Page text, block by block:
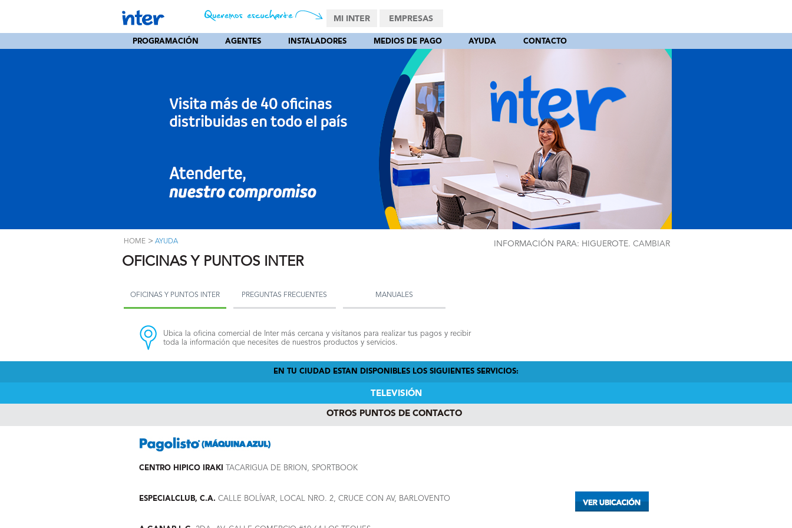
MI INTER EMPRESAS
PROGRAMACIÓN AGENTES INSTALADORES MEDIOS DE PAGO AYUDA CONTACTO
HOME > AYUDA INFORMACIÓN PARA: HIGUEROTE. CAMBIAR
OFICINAS Y PUNTOS INTER
OFICINAS Y PUNTOS INTER PREGUNTAS FRECUENTES MANUALES
Ubica la oficina comercial de Inter más cercana y visítanos para realizar tus pagos y recibir
toda la información que necesites de nuestros productos y servicios.
EN TU CIUDAD ESTAN DISPONIBLES LOS SIGUIENTES SERVICIOS:
TELEVISIÓN
OTROS PUNTOS DE CONTACTO
CENTRO HIPICO IRAKI TACARIGUA DE BRION, SPORTBOOK
ESPECIALCLUB, C.A. CALLE BOLÍVAR, LOCAL NRO. 2, CRUCE CON AV, BARLOVENTO